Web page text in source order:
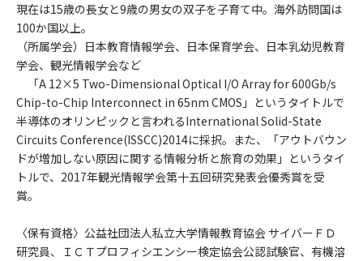
現在は15歳の長女と9歳の男女の双子を子育て中。海外訪問国は
100か国以上。
（所属学会）日本教育情報学会、日本保育学会、日本乳幼児教育
学会、観光情報学会など
「A 12×5 Two-Dimensional Optical I/O Array for 600Gb/s
Chip-to-Chip Interconnect in 65nm CMOS」というタイトルで
半導体のオリンピックと言われるInternational Solid-State
Circuits Conference(ISSCC)2014に採択。また、「アウトバウン
ドが増加しない原因に関する情報分析と旅育の効果」というタイ
トルで、2017年観光情報学会第十五回研究発表会優秀賞を受
賞。
〈保有資格〉公益社団法人私立大学情報教育協会 サイバーＦＤ
研究員、ＩＣＴプロフィシエンシー検定協会公認試験官、有機溶